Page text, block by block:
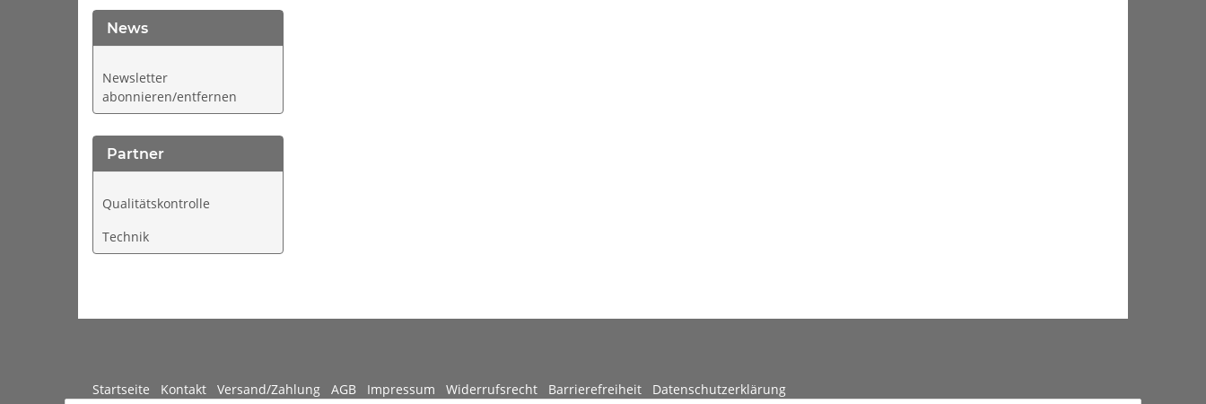
News
Newsletter
abonnieren/entfernen
Partner
Qualitätskontrolle
Technik
Startseite Kontakt Versand/Zahlung AGB Impressum Widerrufsrecht Barrierefreiheit Datenschutzerklärung